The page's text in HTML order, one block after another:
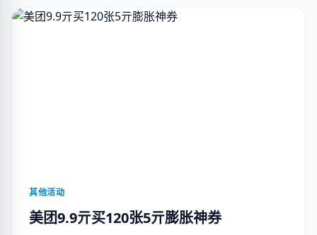
其他活动
美团9.9亓买120张5亓膨胀神券